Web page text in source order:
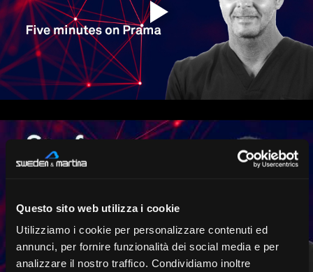
Questo sito web utilizza i cookie
Utilizziamo i cookie per personalizzare contenuti ed
annunci, per fornire funzionalità dei social media e per
analizzare il nostro traffico. Condividiamo inoltre